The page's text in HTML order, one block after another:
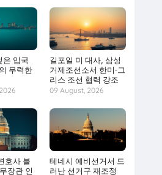
은 입국
무력한
길포일 미 대사, 삼성
거제조선소서 한미·그
리스 조선 협력 강조
09 August, 2026
호사 블
장관 인
테네시 예비선거서 드
러난 선거구 재조정